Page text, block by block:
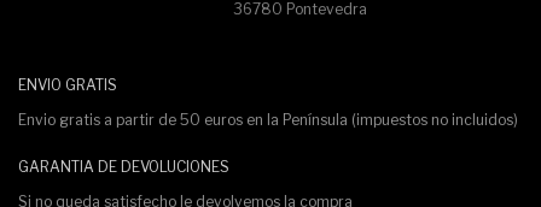
36780 Pontevedra
ENVIO GRATIS
Envio gratis a partir de 50 euros en la Península (impuestos no incluidos)
GARANTIA DE DEVOLUCIONES
Si no queda satisfecho le devolvemos la compra